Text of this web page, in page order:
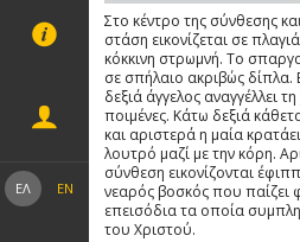
ΕΛ EN
Στο κέντρο της σύνθεσης
στάση εικονίζεται σε
κόκκινη στρωμνή. Το
σε σπήλαιο ακριβώς
δεξιά άγγελος αναγγέλλει
ποιμένες. Κάτω δεξιά
και αριστερά η μαία
λουτρό μαζί με την κόρη.
σύνθεση εικονίζονται
νεαρός βοσκός που παίζει
επεισόδια τα οποία
του Χριστού.